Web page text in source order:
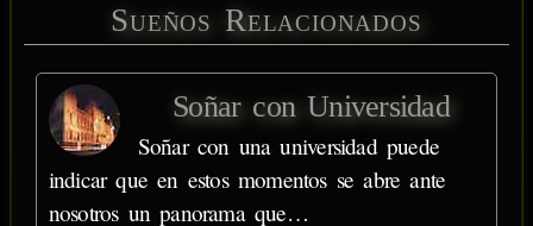
Sueños Relacionados
Soñar con Universidad
Soñar con una universidad puede
indicar que en estos momentos se abre ante
nosotros un panorama que…